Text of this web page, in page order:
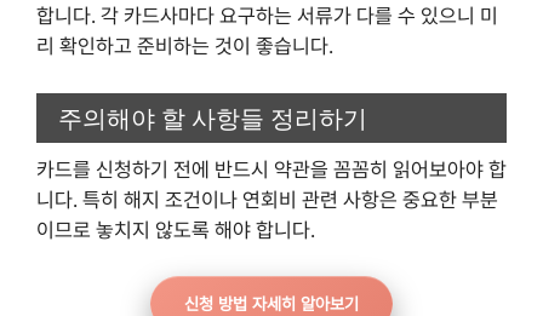
합니다. 각 카드사마다 요구하는 서류가 다를 수 있으니 미
리 확인하고 준비하는 것이 좋습니다.
주의해야 할 사항들 정리하기
카드를 신청하기 전에 반드시 약관을 꼼꼼히 읽어보아야 합
니다. 특히 해지 조건이나 연회비 관련 사항은 중요한 부분
이므로 놓치지 않도록 해야 합니다.
신청 방법 자세히 알아보기